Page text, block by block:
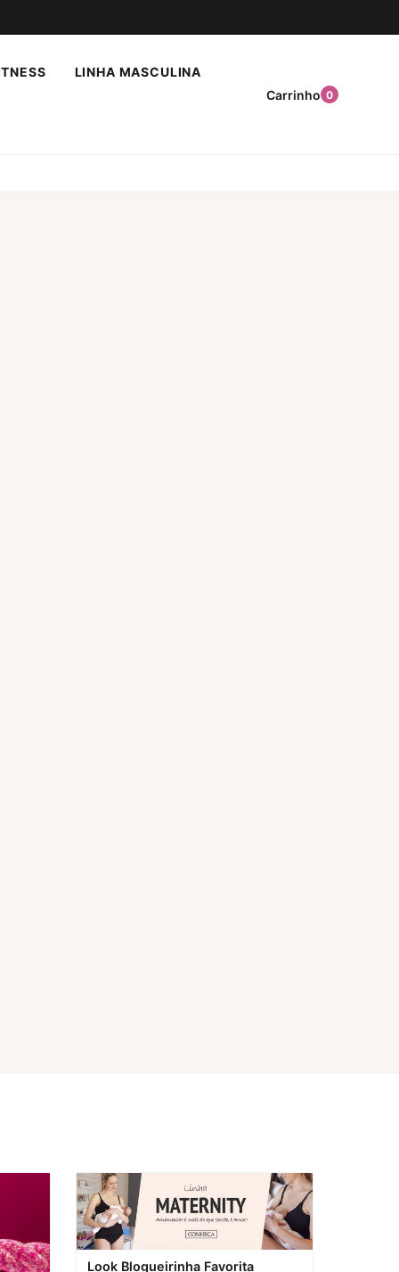
LINHA MASCULINA
Carrinho 0
Look Blogueirinha Favorita